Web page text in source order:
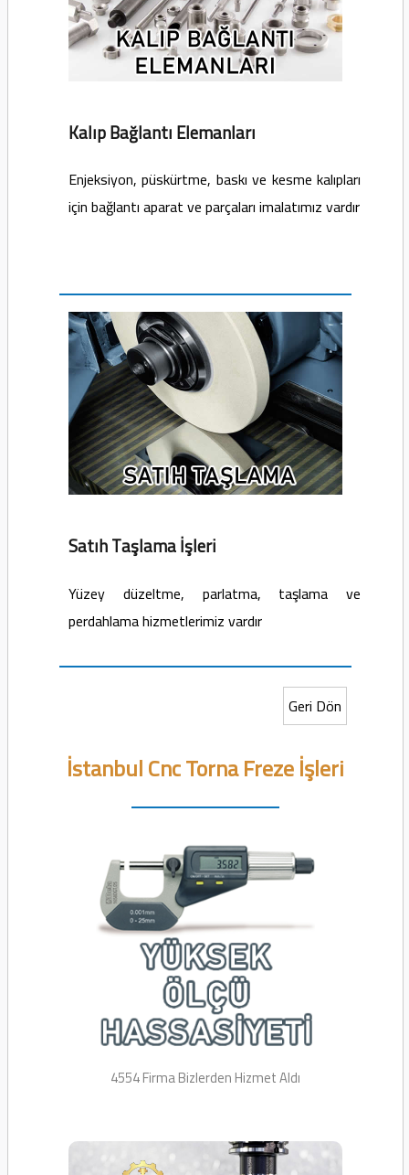
Kalıp Bağlantı Elemanları
Enjeksiyon, püskürtme, baskı ve kesme kalıpları
için bağlantı aparat ve parçaları imalatımız vardır
Satıh Taşlama İşleri
Yüzey düzeltme, parlatma, taşlama ve
perdahlama hizmetlerimiz vardır
Geri Dön
İstanbul Cnc Torna Freze İşleri
4554 Firma BizlerdenHizmet Aldı